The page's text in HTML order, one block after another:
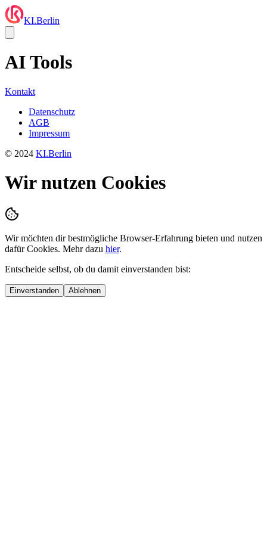
KI.Berlin
AI Tools
Kontakt
Datenschutz
AGB
Impressum
© 2024 KI.Berlin
Wir nutzen Cookies
Wir möchten dir bestmögliche Browser-Erfahrung bieten und nutzen
dafür Cookies. Mehr dazu hier.
Entscheide selbst, ob du damit einverstanden bist:
Einverstanden Ablehnen